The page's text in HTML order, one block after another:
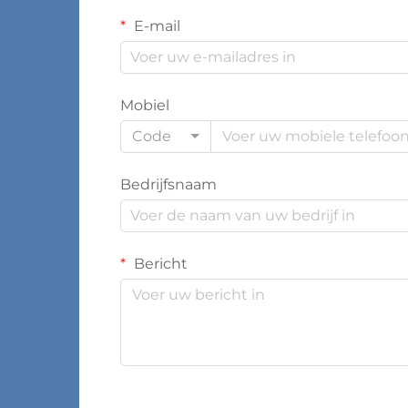
E-mail
Mobiel
Code
Bedrijfsnaam
Bericht